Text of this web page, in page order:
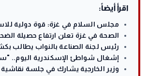
اقرأ أيضاً:
مجلس السلام في غزة: قوة دولية
الصحة في غزة تعلن ارتفاع حصيلة الضحايا منذ أكتوبر.. 72 ألف
رئيس لجنة الصناعة بالنواب يطالب
إشغال شواطئ الإسكندرية اليوم.. "ستانلي" يسجل 50% وتحذيرات
وزير الخارجية يشارك في جلسة نقاشية